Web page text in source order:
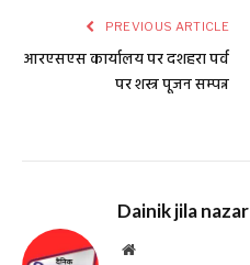
PREVIOUS ARTICLE
आरएसएस कार्यालय पर दशहरा पर्व
पर शस्त्र पूजन सम्पन्न
Dainik jila nazar
Website